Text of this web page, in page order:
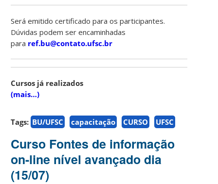
Será emitido certificado para os participantes.
Dúvidas podem ser encaminhadas
para ref.bu@contato.ufsc.br
Cursos já realizados
(mais…)
Tags: BU/UFSC capacitação CURSO UFSC
Curso Fontes de informação
on-line nível avançado dia
(15/07)